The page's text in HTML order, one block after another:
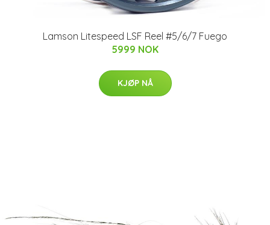
Lamson Litespeed LSF Reel #5/6/7 Fuego
5999 NOK
KJØP NÅ